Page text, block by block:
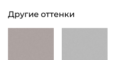
Другие оттенки